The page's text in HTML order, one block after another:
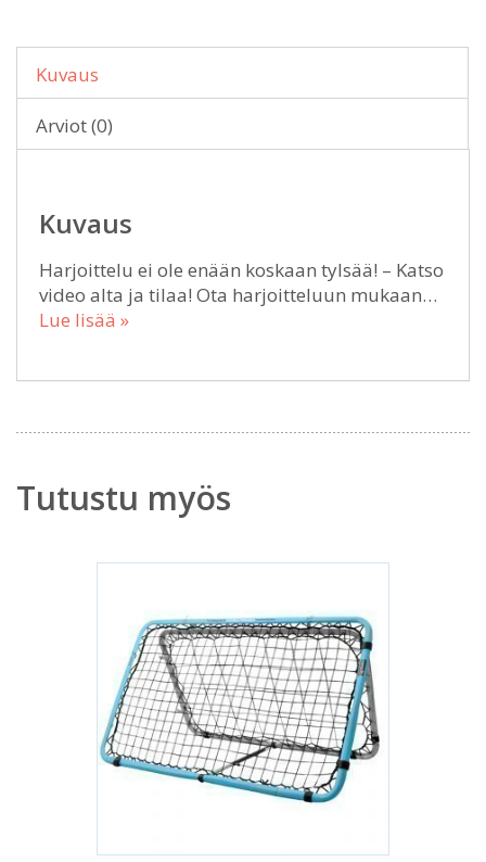
Kuvaus
Arviot (0)
Kuvaus
Harjoittelu ei ole enään koskaan tylsää! – Katso
video alta ja tilaa! Ota harjoitteluun mukaan…
Lue lisää »
Tutustu myös